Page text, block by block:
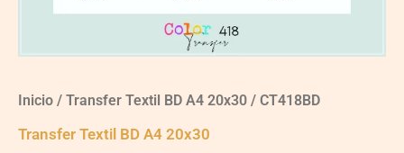
Inicio / Transfer Textil BD A4 20x30 / CT418BD
Transfer Textil BD A4 20x30